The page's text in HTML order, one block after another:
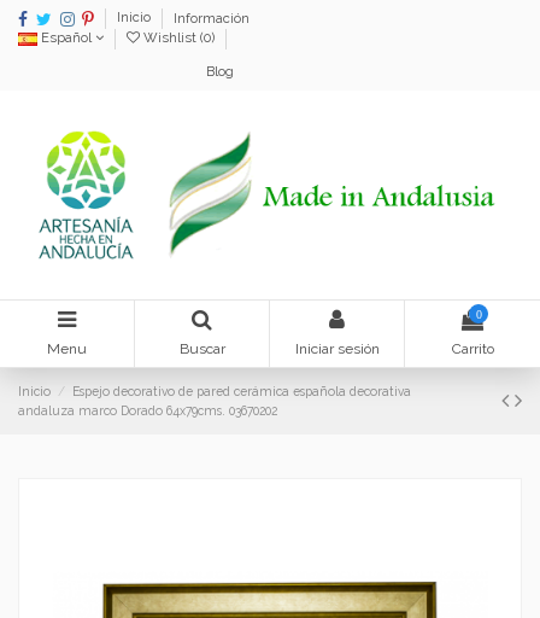
Inicio
Información
Español
Wishlist (0)
Blog
Menu Buscar Iniciar sesión
0
Carrito
Inicio
Espejo decorativo de pared cerámica española decorativa
andaluza marco Dorado 64x79cms. 03670202